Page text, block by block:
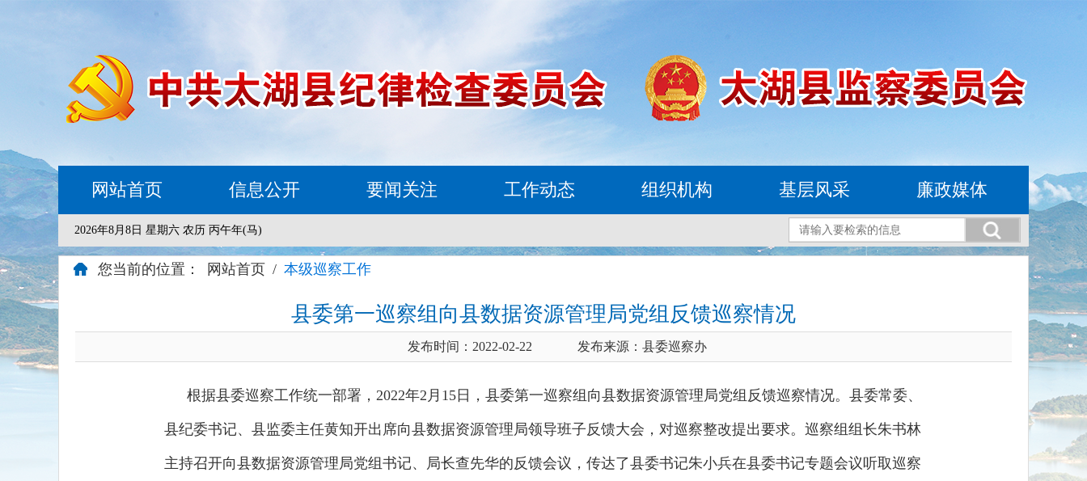
网站首页 信息公开 要闻关注 工作动态 组织机构 基层风采 廉政媒体
2026年8月8日 星期六 农历 丙午年(马)
您当前的位置： 网站首页 / 本级巡察工作
县委第一巡察组向县数据资源管理局党组反馈巡察情况
发布时间：2022-02-22 发布来源：县委巡察办
根据县委巡察工作统一部署，2022年2月15日，县委第一巡察组向县数据资源管理局党组反馈巡察情况。县委常委、
县纪委书记、县监委主任黄知开出席向县数据资源管理局领导班子反馈大会，对巡察整改提出要求。巡察组组长朱书林
主持召开向县数据资源管理局党组书记、局长查先华的反馈会议，传达了县委书记朱小兵在县委书记专题会议听取巡察